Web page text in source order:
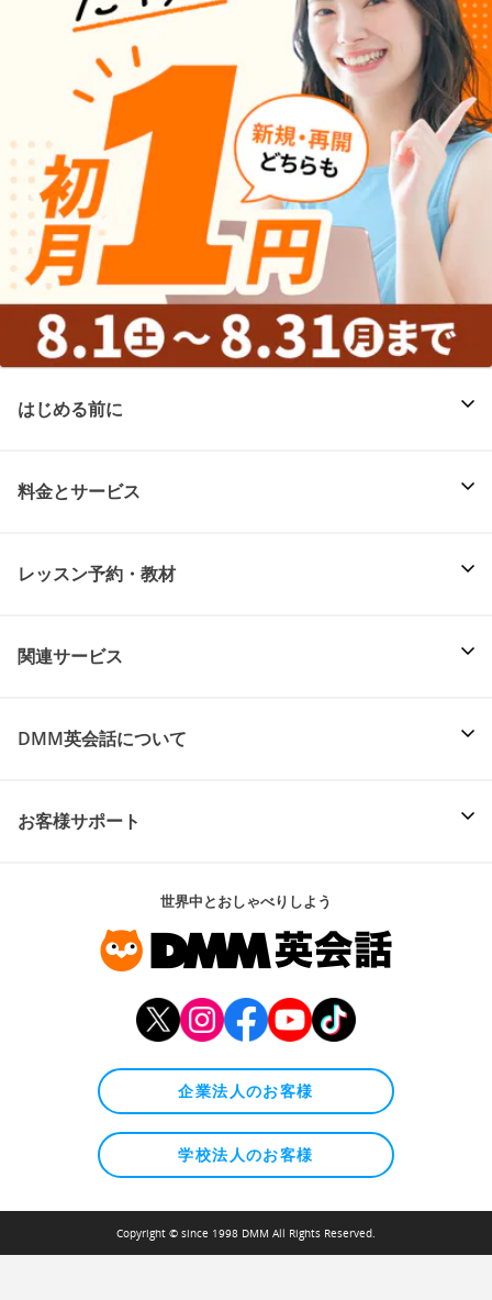
はじめる前に
料金とサービス
レッスン予約・教材
関連サービス
DMM英会話について
お客様サポート
世界中とおしゃべりしよう
企業法人のお客様
学校法人のお客様
Copyright © since 1998 DMM All Rights Reserved.